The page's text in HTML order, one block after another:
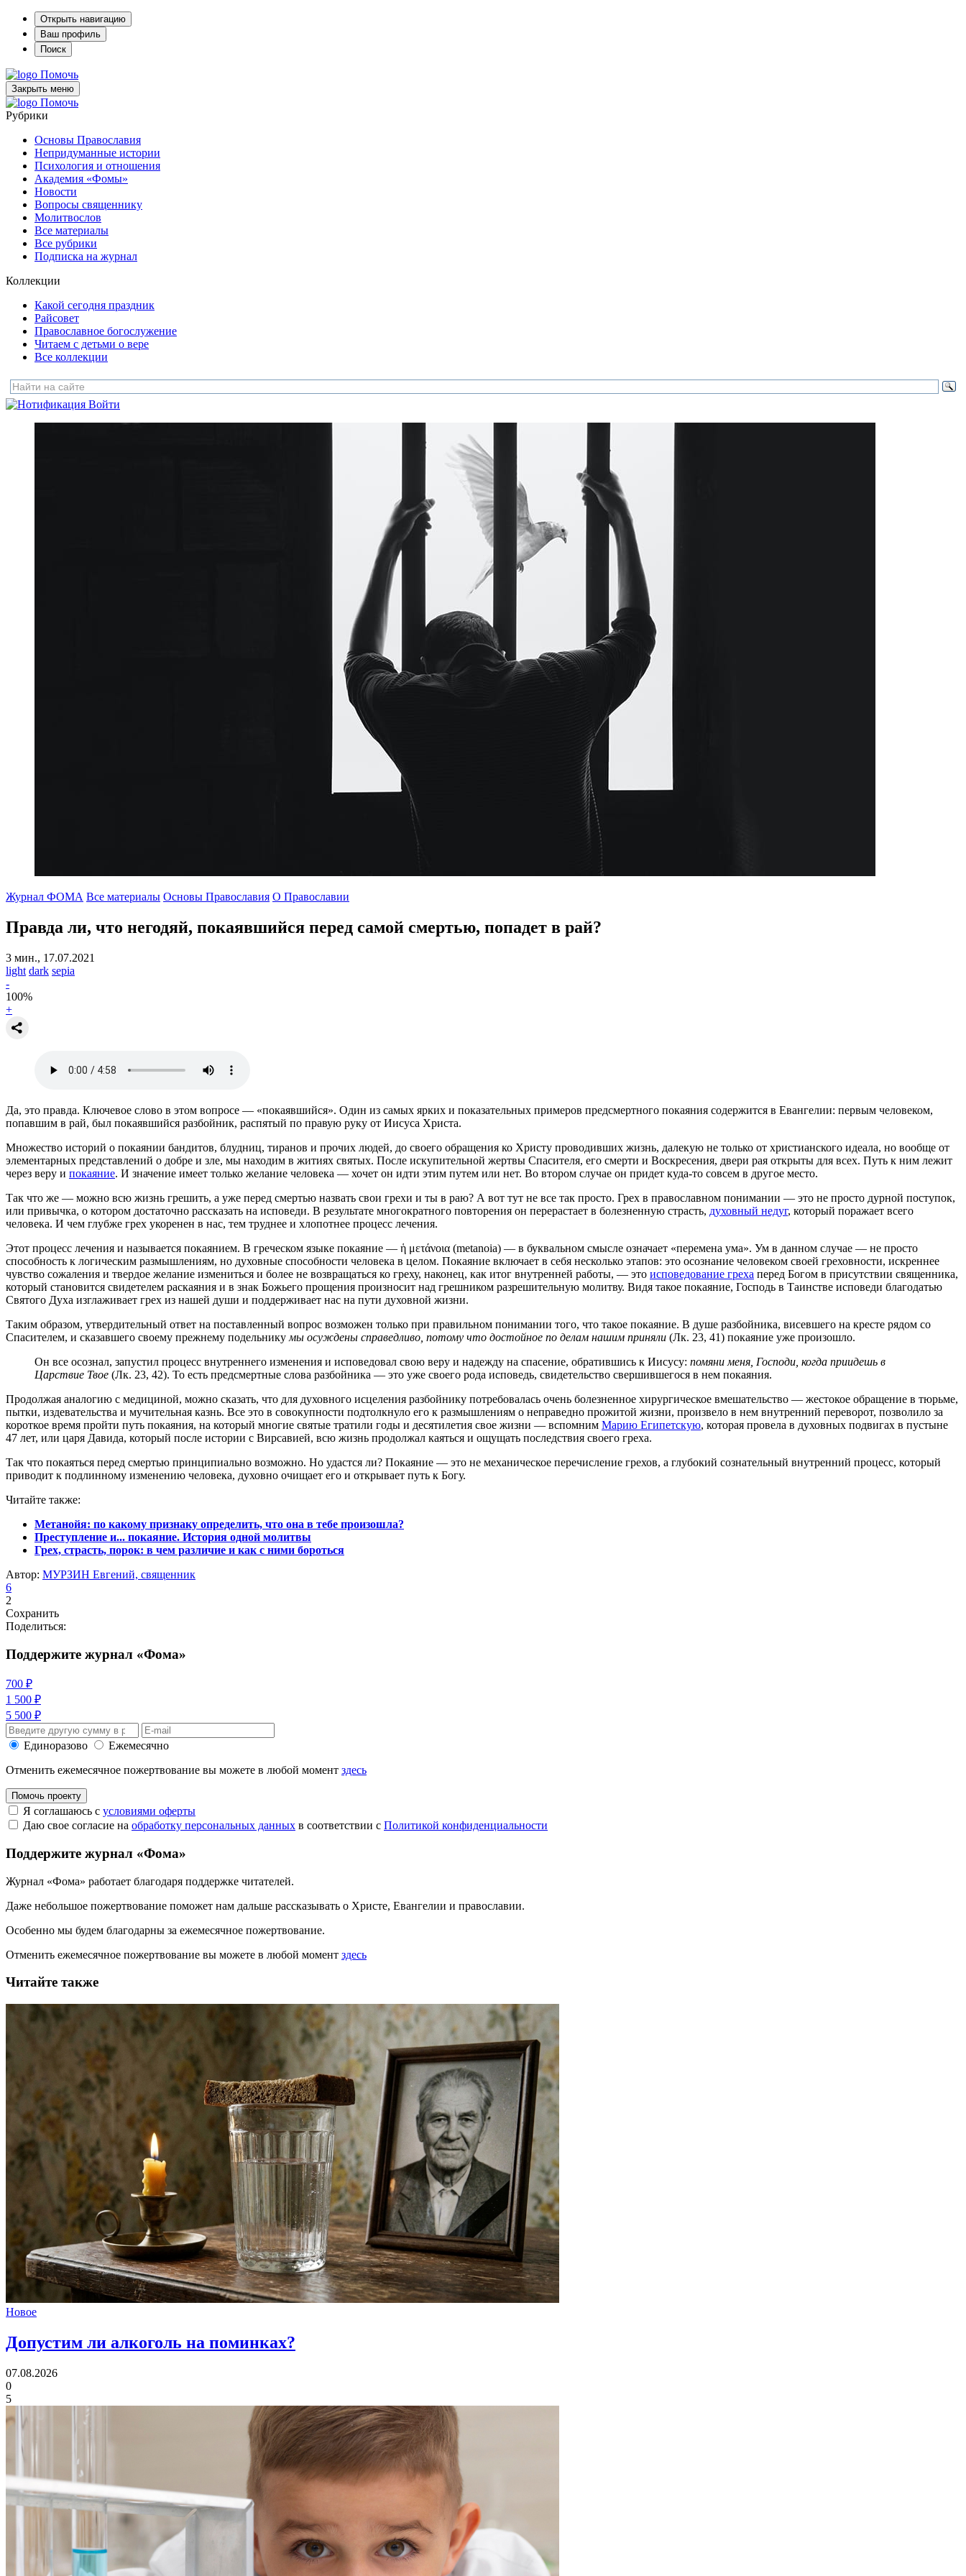
Открыть навигацию
Ваш профиль
Поиск
Помочь
Закрыть меню
Помочь
Рубрики
Основы Православия
Непридуманные истории
Психология и отношения
Академия «Фомы»
Новости
Вопросы священнику
Молитвослов
Все материалы
Все рубрики
Подписка на журнал
Коллекции
Какой сегодня праздник
Райсовет
Православное богослужение
Читаем с детьми о вере
Все коллекции
Войти
Журнал ФОМА Все материалы Основы Православия О Православии
Правда ли, что негодяй, покаявшийся перед самой смертью, попадет в рай?
3 мин., 17.07.2021
light dark sepia
-
100%
+
Да, это правда. Ключевое слово в этом вопросе — «покаявшийся». Один из самых ярких и показательных примеров предсмертного покаяния содержится в Евангелии: первым человеком,
попавшим в рай, был покаявшийся разбойник, распятый по правую руку от Иисуса Христа.
Множество историй о покаянии бандитов, блудниц, тиранов и прочих людей, до своего обращения ко Христу проводивших жизнь, далекую не только от христианского идеала, но вообще от
элементарных представлений о добре и зле, мы находим в житиях святых. После искупительной жертвы Спасителя, его смерти и Воскресения, двери рая открыты для всех. Путь к ним лежит
через веру и покаяние. И значение имеет только желание человека — хочет он идти этим путем или нет. Во втором случае он придет куда-то совсем в другое место.
Так что же — можно всю жизнь грешить, а уже перед смертью назвать свои грехи и ты в раю? А вот тут не все так просто. Грех в православном понимании — это не просто дурной поступок,
или привычка, о котором достаточно рассказать на исповеди. В результате многократного повторения он перерастает в болезненную страсть, духовный недуг, который поражает всего
человека. И чем глубже грех укоренен в нас, тем труднее и хлопотнее процесс лечения.
Этот процесс лечения и называется покаянием. В греческом языке покаяние — ἡ μετάνοια (metanoia) — в буквальном смысле означает «перемена ума». Ум в данном случае — не просто
способность к логическим размышлениям, но духовные способности человека в целом. Покаяние включает в себя несколько этапов: это осознание человеком своей греховности, искреннее
чувство сожаления и твердое желание измениться и более не возвращаться ко греху, наконец, как итог внутренней работы, — это исповедование греха перед Богом в присутствии священника,
который становится свидетелем раскаяния и в знак Божьего прощения произносит над грешником разрешительную молитву. Видя такое покаяние, Господь в Таинстве исповеди благодатью
Святого Духа изглаживает грех из нашей души и поддерживает нас на пути духовной жизни.
Таким образом, утвердительный ответ на поставленный вопрос возможен только при правильном понимании того, что такое покаяние. В душе разбойника, висевшего на кресте рядом со
Спасителем, и сказавшего своему прежнему подельнику мы осуждены справедливо, потому что достойное по делам нашим приняли (Лк. 23, 41) покаяние уже произошло.
Он все осознал, запустил процесс внутреннего изменения и исповедовал свою веру и надежду на спасение, обратившись к Иисусу: помяни меня, Господи, когда приидешь в
Царствие Твое (Лк. 23, 42). То есть предсмертные слова разбойника — это уже своего рода исповедь, свидетельство свершившегося в нем покаяния.
Продолжая аналогию с медициной, можно сказать, что для духовного исцеления разбойнику потребовалась очень болезненное хирургическое вмешательство — жестокое обращение в тюрьме,
пытки, издевательства и мучительная казнь. Все это в совокупности подтолкнуло его к размышлениям о неправедно прожитой жизни, произвело в нем внутренний переворот, позволило за
короткое время пройти путь покаяния, на который многие святые тратили годы и десятилетия свое жизни — вспомним Марию Египетскую, которая провела в духовных подвигах в пустыне
47 лет, или царя Давида, который после истории с Вирсавией, всю жизнь продолжал каяться и ощущать последствия своего греха.
Так что покаяться перед смертью принципиально возможно. Но удастся ли? Покаяние — это не механическое перечисление грехов, а глубокий сознательный внутренний процесс, который
приводит к подлинному изменению человека, духовно очищает его и открывает путь к Богу.
Читайте также:
Метанойя: по какому признаку определить, что она в тебе произошла?
Преступление и... покаяние. История одной молитвы
Грех, страсть, порок: в чем различие и как с ними бороться
Автор: МУРЗИН Евгений, священник
6
2
Сохранить
Поделиться:
Поддержите журнал «Фома»
700 ₽
1 500 ₽
5 500 ₽
Единоразово
Ежемесячно
Отменить ежемесячное пожертвование вы можете в любой момент здесь
Помочь проекту
Я соглашаюсь с условиями оферты
Даю свое согласие на обработку персональных данных в соответствии с Политикой конфиденциальности
Поддержите журнал «Фома»
Журнал «Фома» работает благодаря поддержке читателей.
Даже небольшое пожертвование поможет нам дальше рассказывать о Христе, Евангелии и православии.
Особенно мы будем благодарны за ежемесячное пожертвование.
Отменить ежемесячное пожертвование вы можете в любой момент здесь
Читайте также
Новое
Допустим ли алкоголь на поминках?
07.08.2026
0
5